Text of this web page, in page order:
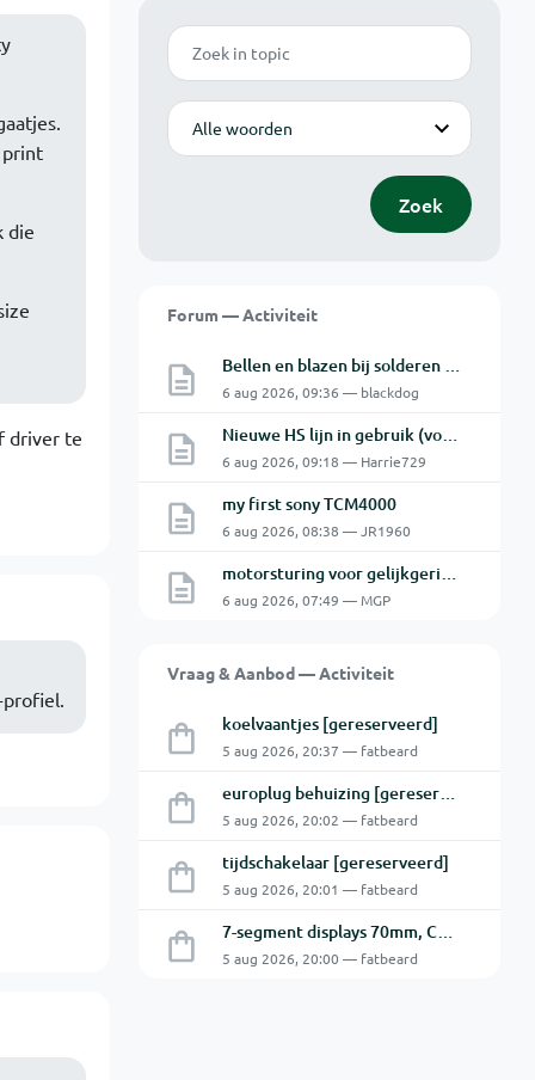
Zoek
Modus
Zoek
Forum — Activiteit
Bellen en blazen bij solderen van Chinese PCBs
6 aug 2026, 09:36 — blackdog
Nieuwe HS lijn in gebruik (vooral voor Antwerpse haven en een beetje NL)
6 aug 2026, 09:18 — Harrie729
my first sony TCM4000
6 aug 2026, 08:38 — JR1960
motorsturing voor gelijkgerichte 230V DC motor
6 aug 2026, 07:49 — MGP
Vraag & Aanbod — Activiteit
koelvaantjes [gereserveerd]
5 aug 2026, 20:37 — fatbeard
europlug behuizing [gereserveerd]
5 aug 2026, 20:02 — fatbeard
tijdschakelaar [gereserveerd]
5 aug 2026, 20:01 — fatbeard
7-segment displays 70mm, CA [gereserveerd]
5 aug 2026, 20:00 — fatbeard
print
die
driver te
profiel.